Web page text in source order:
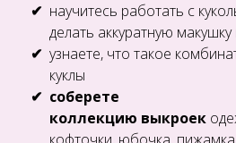
научитесь работать с
делать аккуратную
узнаете, что такое
куклы
соберете
коллекцию выкроек